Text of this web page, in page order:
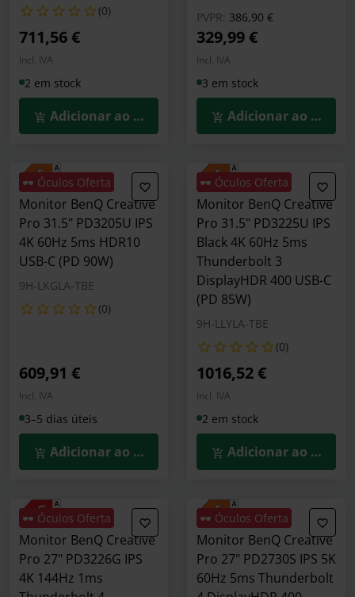
(0)
711,56 €
Incl. IVA
2 em stock
Adicionar ao Carrinho
PVPR: Preço reduzido de
386,90 €para
329,99 €
Incl. IVA
3 em stock
Adicionar ao
🕶️ Óculos Oferta
Monitor BenQ Creative
Pro 31.5" PD3205U IPS
4K 60Hz 5ms HDR10
USB-C (PD 90W)
9H-LKGLA-TBE
(0)
609,91 €
Incl. IVA
3–5 dias úteis
Adicionar ao Carrinho
🕶️ Óculos Oferta
Monitor BenQ Creative
Pro 31.5" PD3225U IPS
Black 4K 60Hz 5ms
Thunderbolt 3
DisplayHDR 400 USB-C
(PD 85W)
9H-LLYLA-TBE
(0)
1016,52 €
Incl. IVA
2 em stock
Adicionar ao
🕶️ Óculos Oferta
Monitor BenQ Creative
Pro 27" PD3226G IPS
4K 144Hz 1ms
🕶️ Óculos Oferta
Monitor BenQ Creative
Pro 27" PD2730S IPS 5K
60Hz 5ms Thunderbolt